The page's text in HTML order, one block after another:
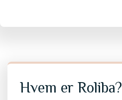
Hvem er Roliba?